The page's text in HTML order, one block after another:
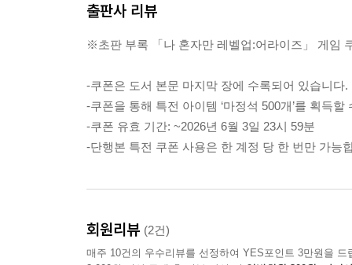
출판사 리뷰
※초판 부록 「나 혼자만 레벨업:어라이즈」 게임
-쿠폰은 도서 본문 마지막 장에 수록되어 있습니다.
-쿠폰을 통해 특전 아이템 ‘마정석 500개’를 획득할
-쿠폰 유효 기간: ~2026년 6월 3일 23시 59분
-단행본 특전 쿠폰 사용은 한 계정 당 한 번만 가능
회원리뷰 (2건)
매주 10건의 우수리뷰를 선정하여 YES포인트 3만원을 드